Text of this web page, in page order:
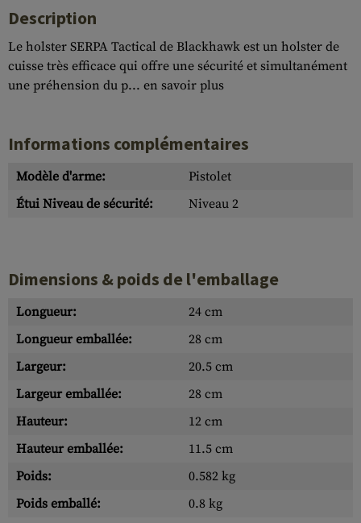
Description
Le holster SERPA Tactical de Blackhawk est un holster de
cuisse très efficace qui offre une sécurité et simultanément
une préhension du p... en savoir plus
Informations complémentaires
Modèle d'arme:
Pistolet
Étui Niveau de sécurité:
Niveau 2
Dimensions & poids de l'emballage
Longueur:
24 cm
Longueur emballée:
28 cm
Largeur:
20.5 cm
Largeur emballée:
28 cm
Hauteur:
12 cm
Hauteur emballée:
11.5 cm
Poids:
0.582 kg
Poids emballé:
0.8 kg